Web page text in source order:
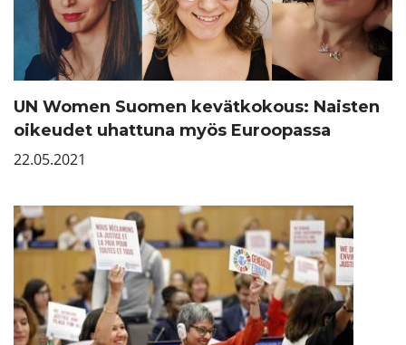
UN Women Suomen kevätkokous: Naisten
oikeudet uhattuna myös Euroopassa
22.05.2021